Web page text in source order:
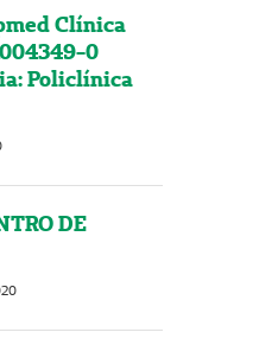
Clínica
0
Policlínica
DE